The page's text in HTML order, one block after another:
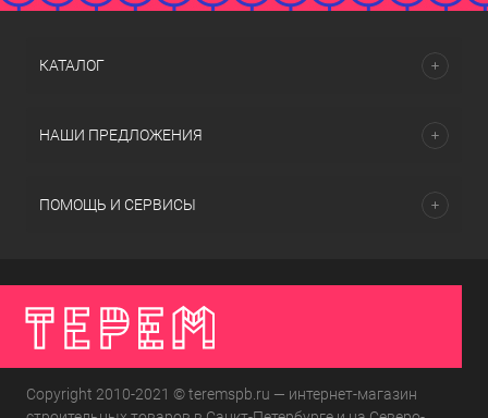
КАТАЛОГ
НАШИ ПРЕДЛОЖЕНИЯ
ПОМОЩЬ И СЕРВИСЫ
Copyright 2010-2021 © teremspb.ru — интернет-магазин